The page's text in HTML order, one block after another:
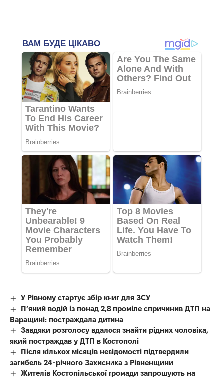
У Рівному стартує збір книг для ЗСУ
П’яний водій із понад 2,8 проміле спричинив ДТП на
Варащині: постраждала дитина
Завдяки розголосу вдалося знайти рідних чоловіка,
який постраждав у ДТП в Костополі
Після кількох місяців невідомості підтвердили
загибель 24-річного Захисника з Рівненщини
Жителів Костопільської громади запрошують на